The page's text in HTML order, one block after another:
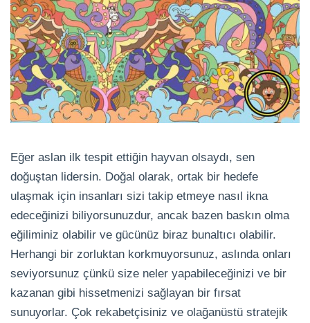
Eğer aslan ilk tespit ettiğin hayvan olsaydı, sen
doğuştan lidersin. Doğal olarak, ortak bir hedefe
ulaşmak için insanları sizi takip etmeye nasıl ikna
edeceğinizi biliyorsunuzdur, ancak bazen baskın olma
eğiliminiz olabilir ve gücünüz biraz bunaltıcı olabilir.
Herhangi bir zorluktan korkmuyorsunuz, aslında onları
seviyorsunuz çünkü size neler yapabileceğinizi ve bir
kazanan gibi hissetmenizi sağlayan bir fırsat
sunuyorlar. Çok rekabetçisiniz ve olağanüstü stratejik